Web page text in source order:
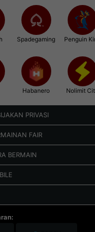
Spadegaming
Habanero
Penguin
Nolimit
PRIVASI
FAIR
BERMAIN